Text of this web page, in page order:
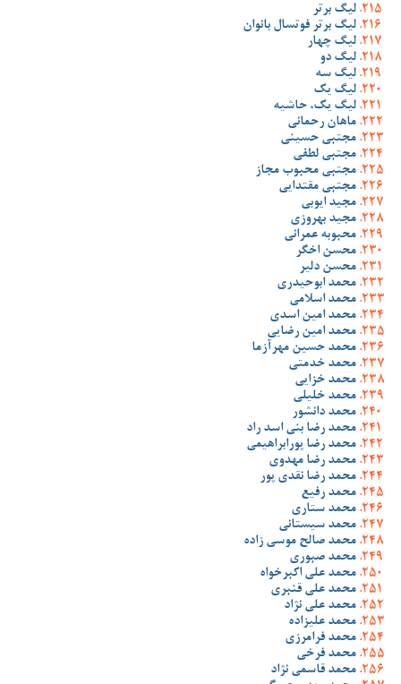
لیگ برتر
لیگ برتر فوتسال بانوان
لیگ چهار
لیگ دو
لیگ سه
لیگ یک
لیگ یک، حاشیه
ماهان رحمانی
مجتبی حسینی
مجتبی لطفی
مجتبی محبوب مجاز
مجتبی مقتدایی
مجید ایوبی
مجید بهروزی
محبوبه عمرانی
محسن اخگر
محسن دلیر
محمد ابوحیدری
محمد اسلامی
محمد امین اسدی
محمد امین رضایی
محمد حسین مهرآزما
محمد خدمتی
محمد خزایی
محمد خلیلی
محمد دانشور
محمد رضا بنی اسد راد
محمد رضا پورابراهیمی
محمد رضا مهدوی
محمد رضا نقدی پور
محمد رفیع
محمد ستاری
محمد سیستانی
محمد صالح موسی زاده
محمد صبوری
محمد علی اکبرخواه
محمد علی قنبری
محمد علی نژاد
محمد علیزاده
محمد فرامرزی
محمد فرخی
محمد قاسمی نژاد